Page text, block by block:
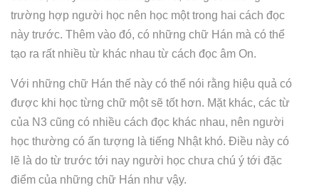
trường hợp người học nên học một trong hai cách đọc
này trước. Thêm vào đó, có những chữ Hán mà có thể
tạo ra rất nhiều từ khác nhau từ cách đọc âm On.
Với những chữ Hán thế này có thể nói rằng hiệu quả có
được khi học từng chữ một sẽ tốt hơn. Mặt khác, các từ
của N3 cũng có nhiều cách đọc khác nhau, nên người
học thường có ấn tượng là tiếng Nhật khó. Điều này có
lẽ là do từ trước tới nay người học chưa chú ý tới đặc
điểm của những chữ Hán như vậy.